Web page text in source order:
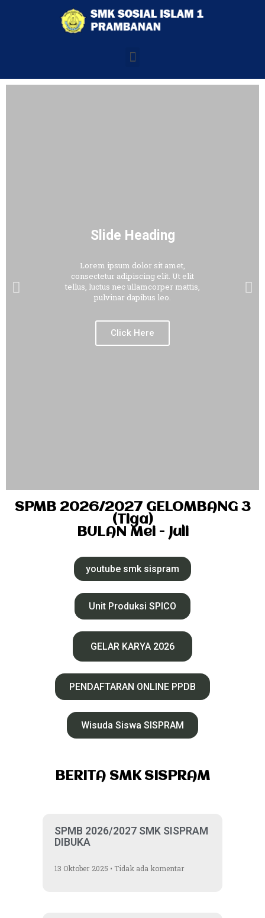
Slide Heading
Lorem ipsum dolor sit amet,
consectetur adipiscing elit. Ut elit
tellus, luctus nec ullamcorper mattis,
pulvinar dapibus leo.
Click Here
SPMB 2026/2027 GELOMBANG 3
(Tiga)
BULAN Mei - Juli
youtube smk sispram
Unit Produksi SPICO
GELAR KARYA 2026
PENDAFTARAN ONLINE PPDB
Wisuda Siswa SISPRAM
BERITA SMK SISPRAM
SPMB 2026/2027 SMK SISPRAM
DIBUKA
13 Oktober 2025 Tidak ada komentar